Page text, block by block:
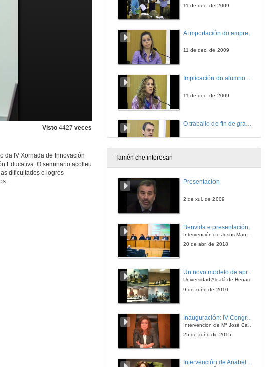
Visto 4427 veces
da IV Xornada de Innovación
Educativa. O seminario acolleu
dificultades e logros
11 de dec. de 2009
11 de dec. de 2009
Implicación do alumno na súa aprendizaxe a través do Foro de actualidade xurídica.
11 de dec. de 2009
Quenda de preguntas
11 de dec. de 2009
11 de dec. de 2009
11 de dec. de 2009
Tamén che interesan
Presentación
2 de xul. de 2009
Intervención de Jesús Manuel Míguez, Decano da Facultade de Bioloxía
20 de abr. de 2018
Un novo modelo de aprendizaxe baseado en problemas
Universidad Alcalá de Henares
9 de xuño de 2010
Intervención de Mª José Caride
25 de xuño de 2015
Intervención de Anabel González Penín